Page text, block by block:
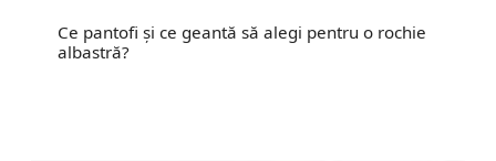
Ce pantofi și ce geantă să alegi pentru o rochie
albastră?